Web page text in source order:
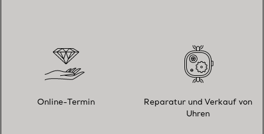
Online-Termin
Reparatur und Verkauf von
Uhren